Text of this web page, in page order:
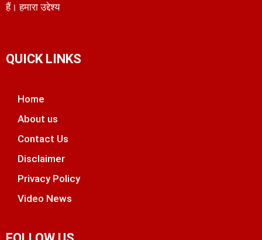
हैं। हमारा उद्देश्य
QUICK LINKS
Home
About us
Contact Us
Disclaimer
Privacy Policy
Video News